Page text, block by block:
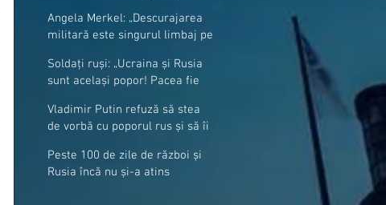
Angela Merkel: „Descurajarea
militară este singurul limbaj pe
Soldați ruși: „Ucraina și Rusia
sunt același popor! Pacea fie
Vladimir Putin refuză să stea
de vorbă cu poporul rus și să îi
Peste 100 de zile de război și
Rusia încă nu și-a atins